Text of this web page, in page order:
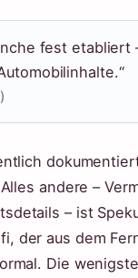
fest etabliert
andere –
– ist
der aus dem
Die